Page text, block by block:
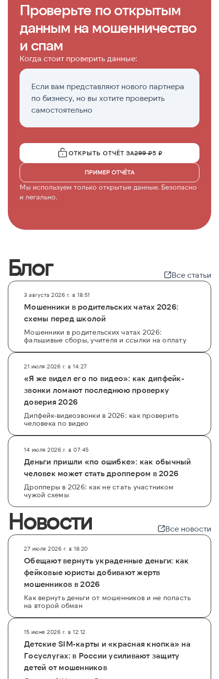
Проверьте по открытым
данным на мошенничество
и спам
Когда стоит проверить данные:
Если вам представляют нового партнера
по бизнесу, но вы хотите проверить
самостоятельно
ОТКРЫТЬ ОТЧЁТ ЗА299 ₽5 ₽
ПРИМЕР ОТЧЁТА
Мы используем только открытые данные. Безопасно
и легально.
Блог Все статьи
3 августа 2026 г. в 18:51
Мошенники в родительских чатах 2026:
схемы перед школой
Мошенники в родительских чатах 2026:
фальшивые сборы, учителя и ссылки на оплату
21 июля 2026 г. в 14:27
«Я же видел его по видео»: как дипфейк-
звонки ломают последнюю проверку
доверия 2026
Дипфейк-видеозвонки в 2026: как проверить
человека по видео
14 июля 2026 г. в 07:45
Деньги пришли «по ошибке»: как обычный
человек может стать дроппером в 2026
Дропперы в 2026: как не стать участником
чужой схемы
Новости Все новости
27 июля 2026 г. в 18:20
Обещают вернуть украденные деньги: как
фейковые юристы добивают жертв
мошенников в 2026
Как вернуть деньги от мошенников и не попасть
на второй обман
15 июня 2026 г. в 12:12
Детские SIM-карты и «красная кнопка» на
Госуслугах: в России усиливают защиту
детей от мошенников